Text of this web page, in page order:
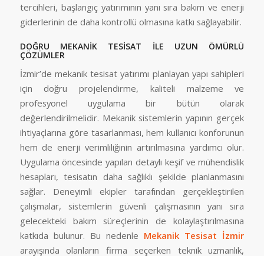
tercihleri, başlangıç yatırımının yanı sıra bakım ve enerji
giderlerinin de daha kontrollü olmasına katkı sağlayabilir.
DOĞRU MEKANİK TESİSAT İLE UZUN ÖMÜRLÜ
ÇÖZÜMLER
İzmir’de mekanik tesisat yatırımı planlayan yapı sahipleri
için doğru projelendirme, kaliteli malzeme ve
profesyonel uygulama bir bütün olarak
değerlendirilmelidir. Mekanik sistemlerin yapının gerçek
ihtiyaçlarına göre tasarlanması, hem kullanıcı konforunun
hem de enerji verimliliğinin artırılmasına yardımcı olur.
Uygulama öncesinde yapılan detaylı keşif ve mühendislik
hesapları, tesisatın daha sağlıklı şekilde planlanmasını
sağlar. Deneyimli ekipler tarafından gerçekleştirilen
çalışmalar, sistemlerin güvenli çalışmasının yanı sıra
gelecekteki bakım süreçlerinin de kolaylaştırılmasına
katkıda bulunur. Bu nedenle Mekanik Tesisat İzmir
arayışında olanların firma seçerken teknik uzmanlık,